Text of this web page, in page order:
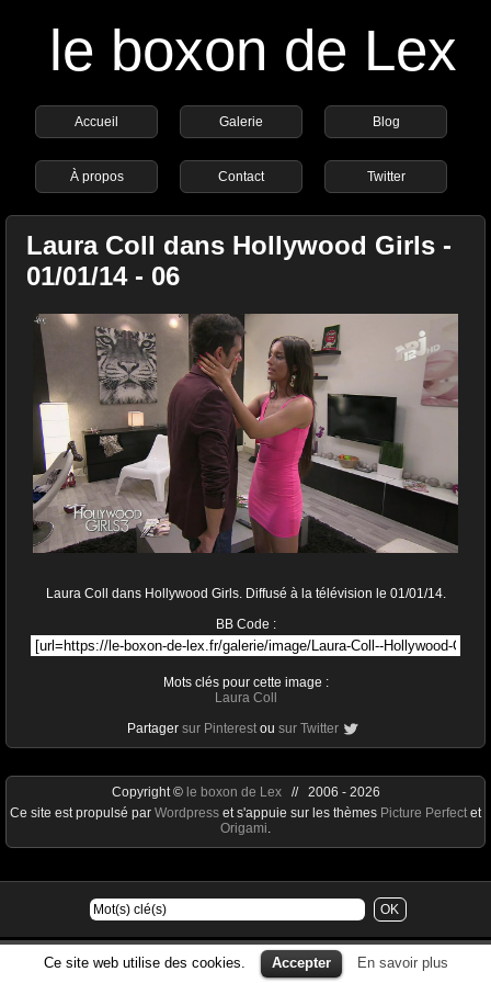
le boxon de Lex
Accueil Galerie Blog
À propos Contact Twitter
Laura Coll dans Hollywood Girls -
01/01/14 - 06
Laura Coll dans Hollywood Girls. Diffusé à la télévision le 01/01/14.
BB Code :
Mots clés pour cette image :
Laura Coll
Partager sur Pinterest ou sur Twitter
Ce site web utilise des cookies. Accepter En savoir plus
Copyright © le boxon de Lex// 2006 - 2026
Ce site est propulsé par Wordpress et s'appuie sur les thèmes Picture Perfect et
Origami.